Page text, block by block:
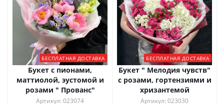
БЕСПЛАТНАЯ ДОСТАВКА
Букет с пионами,
маттиолой, эустомой и
розами " Прованс"
Артикул: 023074
БЕСПЛАТНАЯ ДОСТАВКА
Букет " Мелодия чувств"
с розами, гортензиями и
хризантемой
Артикул: 023030